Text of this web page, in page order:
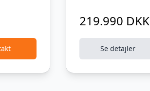
219.990 DKK
Se detajler